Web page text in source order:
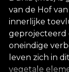
van de Hof
innerlijke
geprojecteerd
oneindige
leven zich in
vegetale